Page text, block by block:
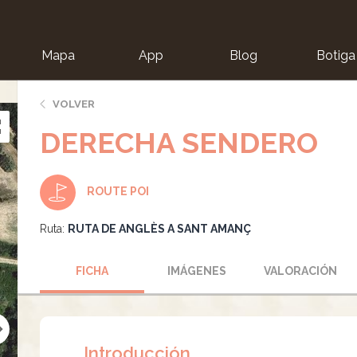
Mapa App Blog Botiga
VOLVER
DERECHA SENDERO
ROUTE POI
Ruta: RUTA DE ANGLÈS A SANT AMANÇ
FICHA IMÁGENES VALORACIÓN